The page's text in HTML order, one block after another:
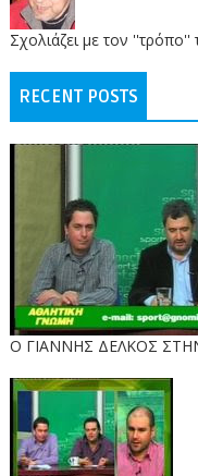
Σχολιάζει με τον
RECENT POSTS
Ο ΓΙΑΝΝΗΣ ΔΕΛΚΟΣ